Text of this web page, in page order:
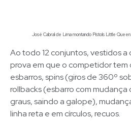
José Cabral de Lima montando Pistols Little
Ao todo 12 conjuntos, vestidos a
prova em que o competidor tem
esbarros, spins (giros de 360º
rollbacks (esbarro com mudança
graus, saindo a galope),
linha reta e em círculos, recuos.